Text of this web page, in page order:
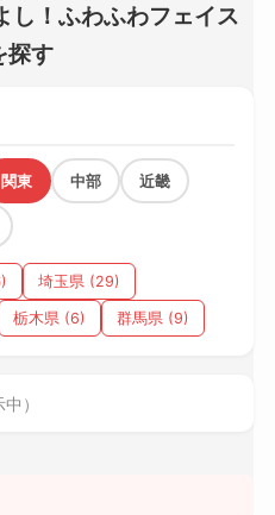
し！ふわふわフェイス
探す
関東 中部 近畿
埼玉県 (29)
栃木県 (6) 群馬県 (9)
）